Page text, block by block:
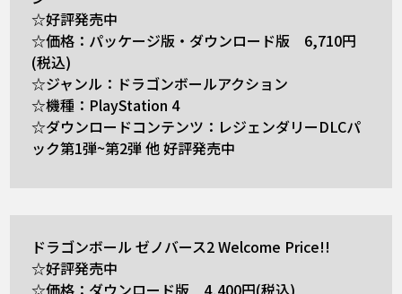
☆好評発売中
☆価格：パッケージ版・ダウンロード版 6,710円
(税込)
☆ジャンル：ドラゴンボールアクション
☆機種：PlayStation 4
☆ダウンロードコンテンツ：レジェンダリーDLCパ
ック第1弾~第2弾 他 好評発売中
ドラゴンボール ゼノバース2 Welcome Price!!
☆好評発売中